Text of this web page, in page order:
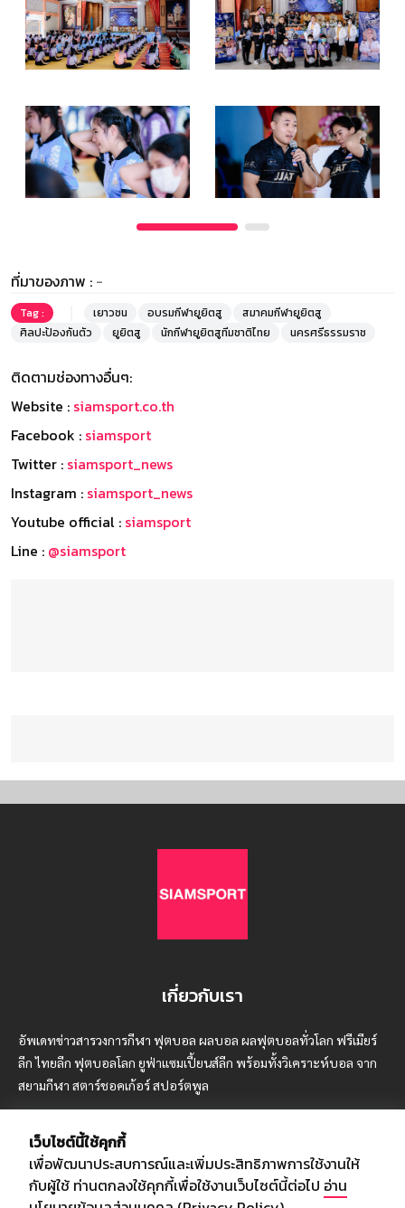
ที่มาของภาพ : -
Tag : เยาวชน อบรมกีฬายูยิตสู
สมาคมกีฬายูยิตสู
ศิลปะป้องกันตัว
ยูยิตสู นักกีฬายูยิตสูทีมชาติไทย นครศรีธรรมราช
ติดตามช่องทางอื่นๆ:
Website : siamsport.co.th
Facebook : siamsport
Twitter : siamsport_news
Instagram : siamsport_news
Youtube official : siamsport
Line : @siamsport
เกี่ยวกับเรา
อัพเดทข่าวสารวงการกีฬา ฟุตบอล ผลบอล ผลฟุตบอลทั่วโลก ฟรีเมียร์
ลีก ไทยลีก ฟุตบอลโลก ยูฟ่าแซมเปี้ยนส์ลีก พร้อมทั้งวิเคราะห์บอล จาก
สยามกีฬา สตาร์ชอคเก้อร์ สปอร์ตพูล
บริษัท สยามสปอร์ต ซินติเคท จำกัด (มหาชน)
เลขที่ 66/26 - 29 ซอยรามอินทรา 40
เว็บไซต์นี้ใช้คุกกี้
เพื่อพัฒนาประสบการณ์และเพิ่มประสิทธิภาพการใช้งานให้
กับผู้ใช้ ท่านตกลงใช้คุกกี้เพื่อใช้งานเว็บไซต์นี้ต่อไป อ่าน